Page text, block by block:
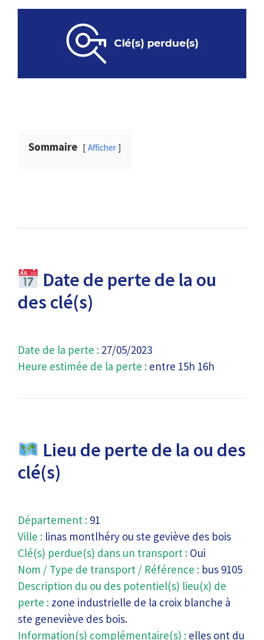
Sommaire Afficher
Date de perte de la ou
des clé(s)
Date de la perte : 27/05/2023
Heure estimée de la perte : entre 15h 16h
Lieu de perte de la ou des
clé(s)
Département : 91
Ville : linas montlhéry ou ste geviève des bois
Clé(s) perdue(s) dans un transport : Oui
Nom / Type de transport / Référence : bus 9105
Description du ou des potentiel(s) lieu(x) de
perte : zone industrielle de la croix blanche à
ste geneviève des bois.
Information(s) complémentaire(s) : elles ont du